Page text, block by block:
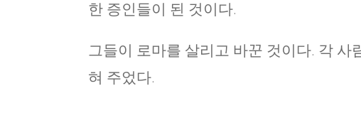
한 증인들이 된 것이다.
그들이 로마를 살리고 바꾼 것이다. 각 사
혀 주었다.